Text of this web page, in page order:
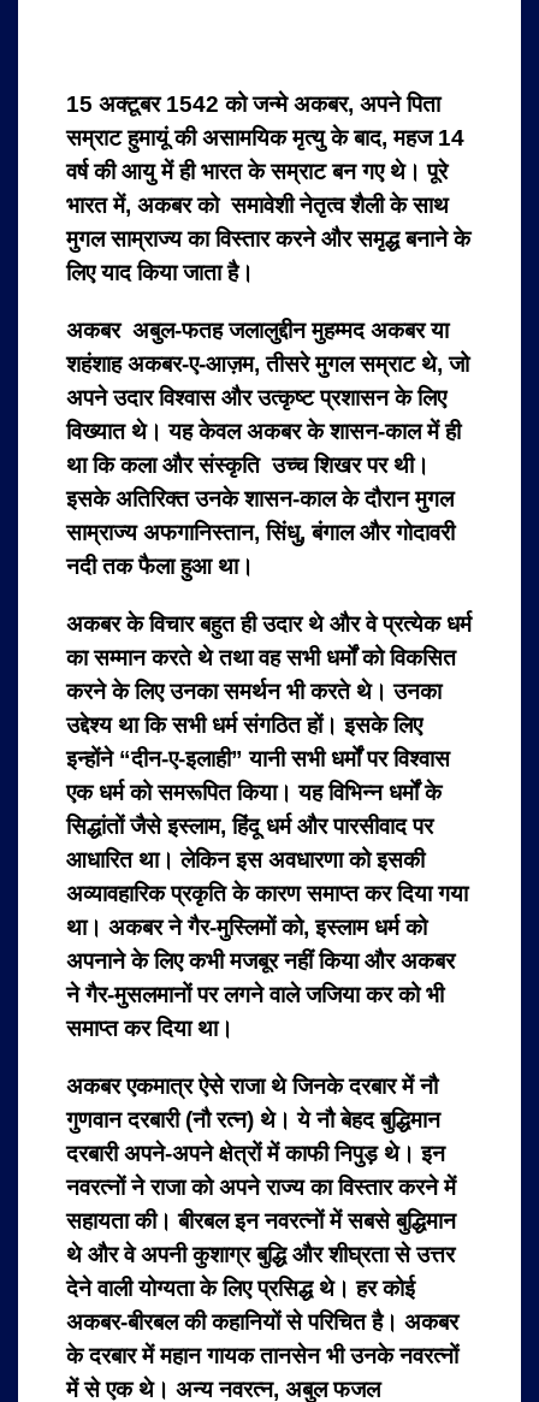
15 अक्टूबर 1542 को जन्मे अकबर, अपने पिता
सम्राट हुमायूं की असामयिक मृत्यु के बाद, महज 14
वर्ष की आयु में ही भारत के सम्राट बन गए थे। पूरे
भारत में, अकबर को समावेशी नेतृत्व शैली के साथ
मुगल साम्राज्य का विस्तार करने और समृद्ध बनाने के
लिए याद किया जाता है।
अकबर अबुल-फतह जलालुद्दीन मुहम्मद अकबर या
शहंशाह अकबर-ए-आज़म, तीसरे मुगल सम्राट थे, जो
अपने उदार विश्वास और उत्कृष्ट प्रशासन के लिए
विख्यात थे। यह केवल अकबर के शासन-काल में ही
था कि कला और संस्कृति उच्च शिखर पर थी।
इसके अतिरिक्त उनके शासन-काल के दौरान मुगल
साम्राज्य अफगानिस्तान, सिंधु, बंगाल और गोदावरी
नदी तक फैला हुआ था।
अकबर के विचार बहुत ही उदार थे और वे प्रत्येक धर्म
का सम्मान करते थे तथा वह सभी धर्मों को विकसित
करने के लिए उनका समर्थन भी करते थे। उनका
उद्देश्य था कि सभी धर्म संगठित हों। इसके लिए
इन्होंने “दीन-ए-इलाही” यानी सभी धर्मों पर विश्वास
एक धर्म को समरूपित किया। यह विभिन्न धर्मों के
सिद्धांतों जैसे इस्लाम, हिंदू धर्म और पारसीवाद पर
आधारित था। लेकिन इस अवधारणा को इसकी
अव्यावहारिक प्रकृति के कारण समाप्त कर दिया गया
था। अकबर ने गैर-मुस्लिमों को, इस्लाम धर्म को
अपनाने के लिए कभी मजबूर नहीं किया और अकबर
ने गैर-मुसलमानों पर लगने वाले जजिया कर को भी
समाप्त कर दिया था।
अकबर एकमात्र ऐसे राजा थे जिनके दरबार में नौ
गुणवान दरबारी (नौ रत्न) थे। ये नौ बेहद बुद्धिमान
दरबारी अपने-अपने क्षेत्रों में काफी निपुड़ थे। इन
नवरत्नों ने राजा को अपने राज्य का विस्तार करने में
सहायता की। बीरबल इन नवरत्नों में सबसे बुद्धिमान
थे और वे अपनी कुशाग्र बुद्धि और शीघ्रता से उत्तर
देने वाली योग्यता के लिए प्रसिद्ध थे। हर कोई
अकबर-बीरबल की कहानियों से परिचित है। अकबर
के दरबार में महान गायक तानसेन भी उनके नवरत्नों
में से एक थे। अन्य नवरत्न, अबुल फजल